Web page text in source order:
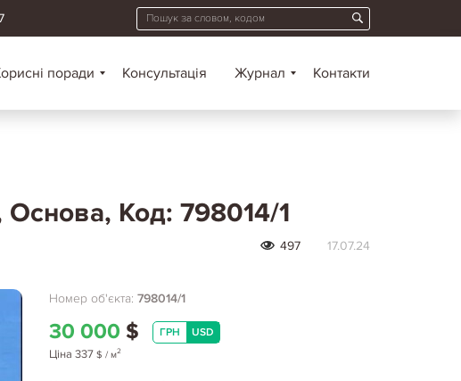
поради Консультація Журнал Контакти
Основа, Код: 798014/1
497 17.07.24
Номер об'єкта: 798014/1
30 000 $ ГРН USD
Ціна 337 $ / м2